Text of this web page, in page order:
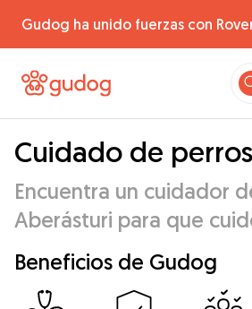
Gudog ha unido fuerzas con
Cuidado de
Encuentra un cuidador
Aberásturi para que
Beneficios de Gudog